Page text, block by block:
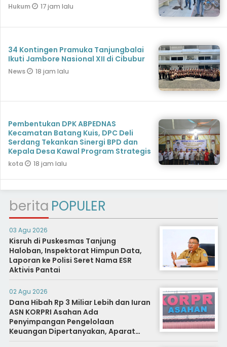
Hukum 17 jam lalu
34 Kontingen Pramuka Tanjungbalai
Ikuti Jambore Nasional XII di Cibubur
News 18 jam lalu
Pembentukan DPK ABPEDNAS
Kecamatan Batang Kuis, DPC Deli
Serdang Tekankan Sinergi BPD dan
Kepala Desa Kawal Program Strategis
kota 18 jam lalu
berita POPULER
03 Agu 2026
Kisruh di Puskesmas Tanjung
Haloban, Inspektorat Himpun Data,
Laporan ke Polisi Seret Nama ESR
Aktivis Pantai
02 Agu 2026
Dana Hibah Rp 3 Miliar Lebih dan Iuran
ASN KORPRI Asahan Ada
Penyimpangan Pengelolaan
Keuangan Dipertanyakan, Aparat
Diminta Segera Usut